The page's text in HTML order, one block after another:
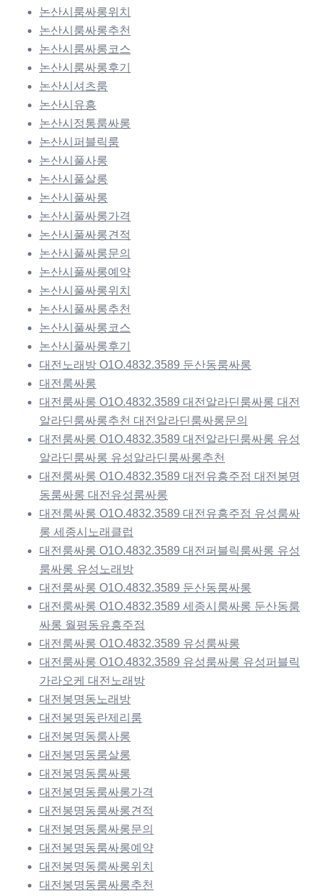
논산시룸싸롱위치
논산시룸싸롱추천
논산시룸싸롱코스
논산시룸싸롱후기
논산시셔츠룸
논산시유흥
논산시정통룸싸롱
논산시퍼블릭룸
논산시풀사롱
논산시풀살롱
논산시풀싸롱
논산시풀싸롱가격
논산시풀싸롱견적
논산시풀싸롱문의
논산시풀싸롱예약
논산시풀싸롱위치
논산시풀싸롱추천
논산시풀싸롱코스
논산시풀싸롱후기
대전노래방 O1O.4832.3589 둔산동룸싸롱
대전룸싸롱
대전룸싸롱 O1O.4832.3589 대전알라딘룸싸롱 대전
알라딘룸싸롱추천 대전알라딘룸싸롱문의
대전룸싸롱 O1O.4832.3589 대전알라딘룸싸롱 유성
알라딘룸싸롱 유성알라딘룸싸롱추천
대전룸싸롱 O1O.4832.3589 대전유흥주점 대전봉명
동룸싸롱 대전유성룸싸롱
대전룸싸롱 O1O.4832.3589 대전유흥주점 유성룸싸
롱 세종시노래클럽
대전룸싸롱 O1O.4832.3589 대전퍼블릭룸싸롱 유성
룸싸롱 유성노래방
대전룸싸롱 O1O.4832.3589 둔산동룸싸롱
대전룸싸롱 O1O.4832.3589 세종시룸싸롱 둔산동룸
싸롱 월평동유흥주점
대전룸싸롱 O1O.4832.3589 유성룸싸롱
대전룸싸롱 O1O.4832.3589 유성룸싸롱 유성퍼블릭
가라오케 대전노래방
대전봉명동노래방
대전봉명동란제리룸
대전봉명동룸사롱
대전봉명동룸살롱
대전봉명동룸싸롱
대전봉명동룸싸롱가격
대전봉명동룸싸롱견적
대전봉명동룸싸롱문의
대전봉명동룸싸롱예약
대전봉명동룸싸롱위치
대전봉명동룸싸롱추천